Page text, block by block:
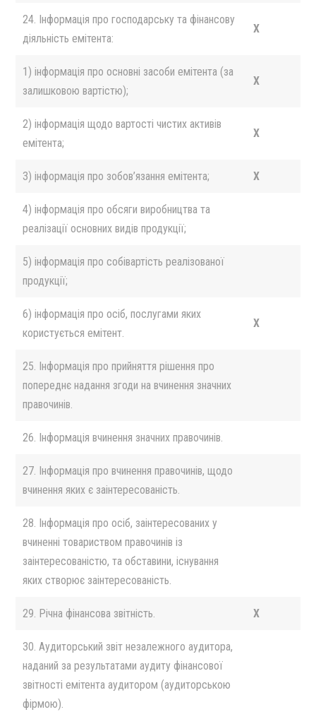
24. Інформація про господарську та фінансову
діяльність емітента:
X
1) інформація про основні засоби емітента (за
залишковою вартістю);
X
2) інформація щодо вартості чистих активів
емітента;
X
3) інформація про зобов’язання емітента; X
4) інформація про обсяги виробництва та
реалізації основних видів продукції;
5) інформація про собівартість реалізованої
продукції;
6) інформація про осіб, послугами яких
користується емітент.
X
25. Інформація про прийняття рішення про
попереднє надання згоди на вчинення значних
правочинів.
26. Інформація вчинення значних правочинів.
27. Інформація про вчинення правочинів, щодо
вчинення яких є заінтересованість.
28. Інформація про осіб, заінтересованих у
вчиненні товариством правочинів із
заінтересованістю, та обставини, існування
яких створює заінтересованість.
29. Річна фінансова звітність. X
30. Аудиторський звіт незалежного аудитора,
наданий за результатами аудиту фінансової
звітності емітента аудитором (аудиторською
фірмою).